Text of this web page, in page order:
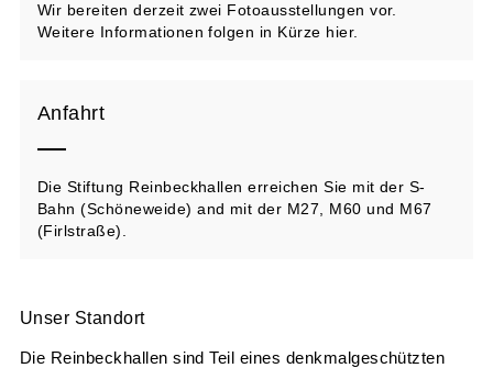
Wir bereiten derzeit zwei Fotoausstellungen vor.
Weitere Informationen folgen in Kürze hier.
Anfahrt
Die Stiftung Reinbeckhallen erreichen Sie mit der S-
Bahn (Schöneweide) and mit der M27, M60 und M67
(Firlstraße).
Unser Standort
Die Reinbeckhallen sind Teil eines denkmalgeschützten